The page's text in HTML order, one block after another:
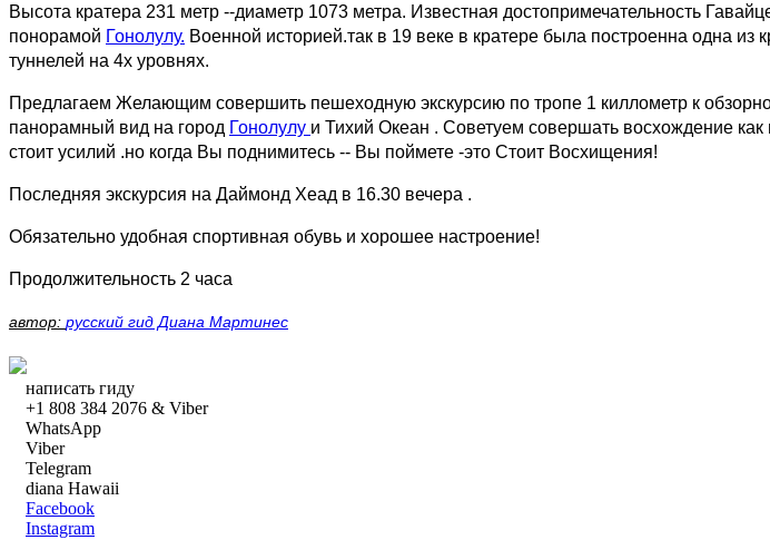
Высота кратера 231 метр --диаметр 1073 метра. Известная достопримечательность
понорамой Гонолулу. Военной историей.так в 19 веке в кратере была построенна одна
туннелей на 4х уровнях.
Предлагаем Желающим совершить пешеходную экскурсию по тропе 1 киллометр к
панорамный вид на город Гонолулу и Тихий Океан . Советуем совершать восхождение
стоит усилий .но когда Вы поднимитесь -- Вы поймете -это Стоит Восхищения!
Последняя экскурсия на Даймонд Хеад в 16.30 вечера .
Обязательно удобная спортивная обувь и хорошее настроение!
Продолжительность 2 часа
автор: русский гид Диана Мартинес
написать гиду
+1 808 384 2076 & Viber
WhatsApp
Viber
Telegram
diana Hawaii
Facebook
Instagram